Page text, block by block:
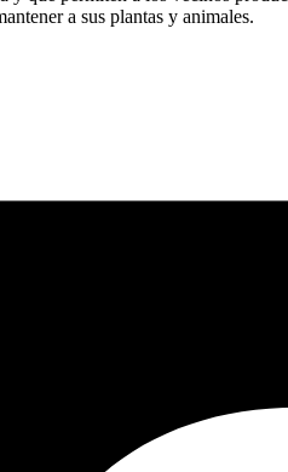
a sus plantas y animales.